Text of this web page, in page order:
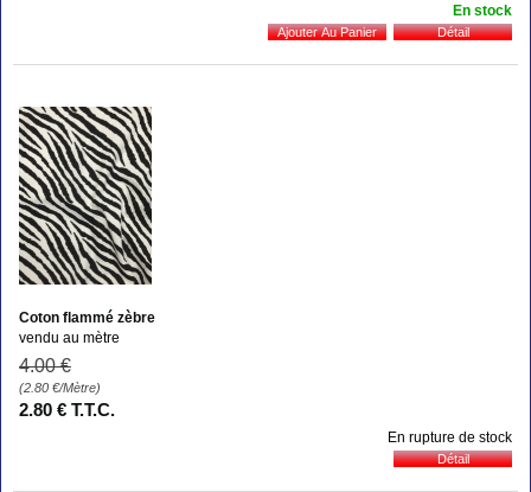
En stock
Coton flammé zèbre
vendu au mètre
4.00 €
(2.80 €/Mètre)
2.80 € T.T.C.
En rupture de stock